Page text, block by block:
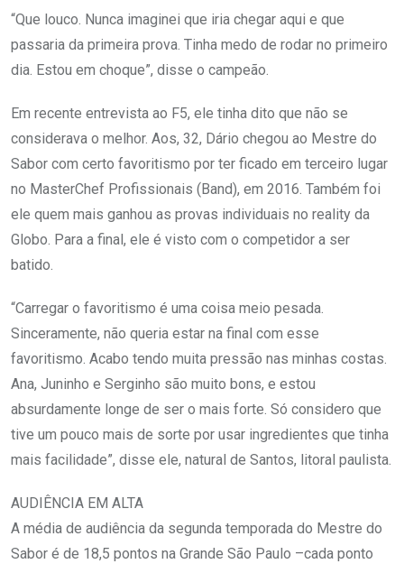
“Que louco. Nunca imaginei que iria chegar aqui e que
passaria da primeira prova. Tinha medo de rodar no primeiro
dia. Estou em choque”, disse o campeão.
Em recente entrevista ao F5, ele tinha dito que não se
considerava o melhor. Aos, 32, Dário chegou ao Mestre do
Sabor com certo favoritismo por ter ficado em terceiro lugar
no MasterChef Profissionais (Band), em 2016. Também foi
ele quem mais ganhou as provas individuais no reality da
Globo. Para a final, ele é visto com o competidor a ser
batido.
“Carregar o favoritismo é uma coisa meio pesada.
Sinceramente, não queria estar na final com esse
favoritismo. Acabo tendo muita pressão nas minhas costas.
Ana, Juninho e Serginho são muito bons, e estou
absurdamente longe de ser o mais forte. Só considero que
tive um pouco mais de sorte por usar ingredientes que tinha
mais facilidade”, disse ele, natural de Santos, litoral paulista.
AUDIÊNCIA EM ALTA
A média de audiência da segunda temporada do Mestre do
Sabor é de 18,5 pontos na Grande São Paulo –cada ponto